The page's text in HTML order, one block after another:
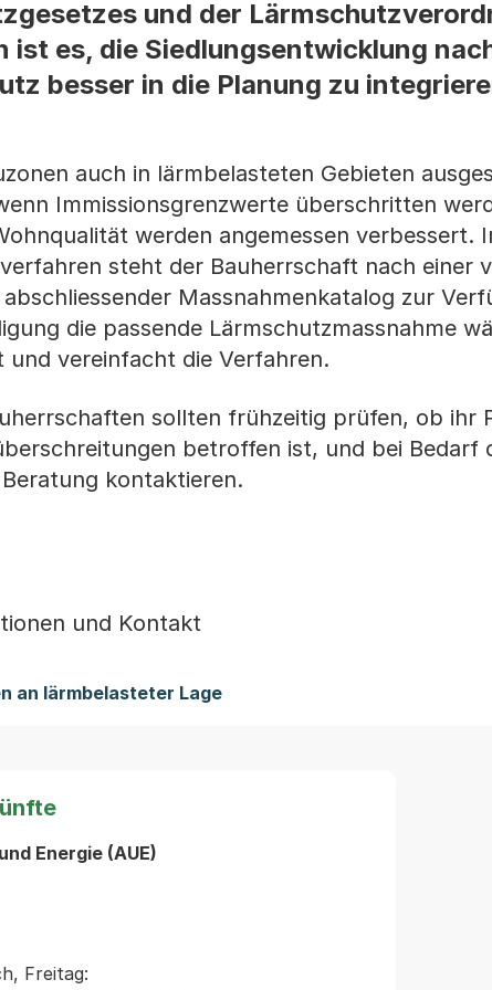
und der
ist es, die Siedlungsentwicklung
besser in die Planung zu
auch in lärmbelasteten Gebieten
Immissionsgrenzwerte überschritten
werden angemessen verbessert.
steht der Bauherrschaft nach einer
Massnahmenkatalog zur
die passende Lärmschutzmassnahme
und vereinfacht die Verfahren.
sollten frühzeitig prüfen, ob ihr
betroffen ist, und bei Bedarf
kontaktieren.
und Kontakt
an lärmbelasteter Lage
Energie (AUE)
Freitag: